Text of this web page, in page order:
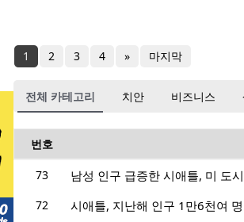
1 2 3 4 » 마지막
전체 카테고리 치안 비즈니스
번호
73 남성 인구 급증한 시애틀, 미 도
72
시애틀, 지난해 인구 1만6천여